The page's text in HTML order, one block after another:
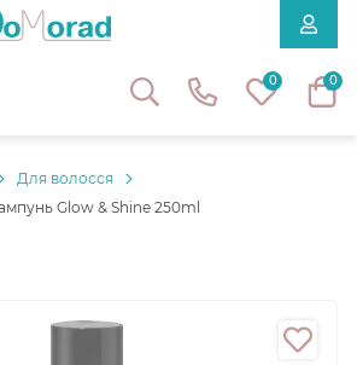
0 0
Для волосся
Glow & Shine 250ml